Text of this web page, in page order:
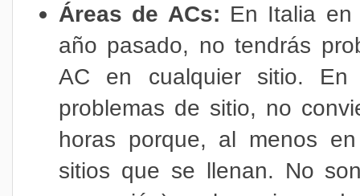
Áreas de ACs: En Italia en
año pasado, no tendrás
AC en cualquier sitio.
problemas de sitio, no
horas porque, al menos
sitios que se llenan. No